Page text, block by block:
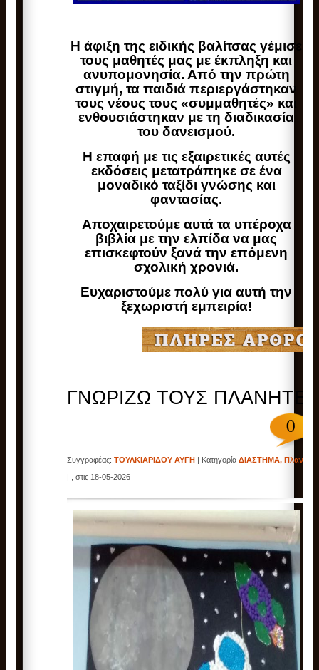
Η άφιξη της ειδικής βαλίτσας γέμισε
τους μαθητές μας με έκπληξη και
ανυπομονησία. Από την πρώτη
στιγμή, τα παιδιά περιεργάστηκαν
τους νέους τους «συμμαθητές» και
ενθουσιάστηκαν με τη διαδικασία
του δανεισμού.
Η επαφή με τις εξαιρετικές αυτές
εκδόσεις μετατράπηκε σε ένα
μοναδικό ταξίδι γνώσης και
φαντασίας.
Αποχαιρετούμε αυτά τα υπέροχα
βιβλία με την ελπίδα να μας
επισκεφτούν ξανά την επόμενη
σχολική χρονιά.
Ευχαριστούμε πολύ για αυτή την
ξεχωριστή εμπειρία!
ΓΝΩΡΙΖΩ ΤΟΥΣ ΠΛΑΝΗΤΕΣ
0
Συγγραφέας:ΤΟΥΛΚΙΑΡΙΔΟΥ ΑΥΓΗ | ΚατηγορίαΔΙΑΣΤΗΜΑ,
| , στις 18-05-2026